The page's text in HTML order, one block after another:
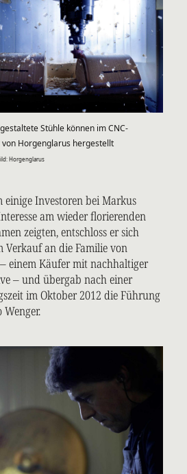
Stühle können im CNC-
von Horgenglarus hergestellt
Horgenglarus
einige Investoren bei Markus
am wieder florierenden
zeigten, entschloss er sich
Verkauf an die Familie von
einem Käufer mit nachhaltiger
– und übergab nach einer
im Oktober 2012 die Führung